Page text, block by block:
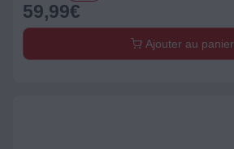
59,99€
Ajouter au panier